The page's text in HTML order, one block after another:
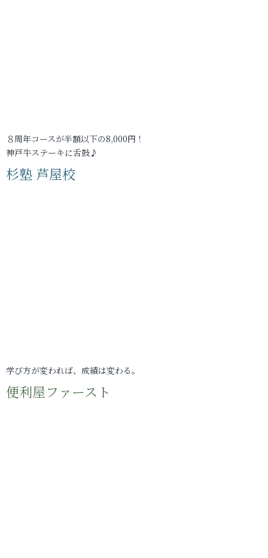
８周年コースが半額以下の8,000円！
神戸牛ステーキに舌鼓♪
杉塾 芦屋校
学び方が変われば、成績は変わる。
便利屋ファースト